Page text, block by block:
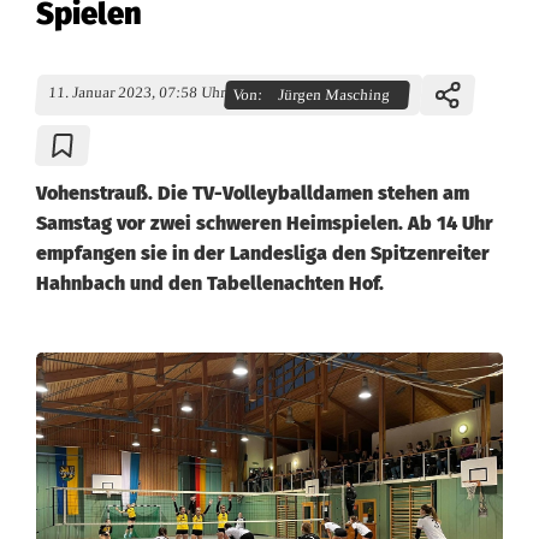
Spielen
11. Januar 2023, 07:58 Uhr Von: Jürgen Masching
Vohenstrauß. Die TV-Volleyballdamen stehen am
Samstag vor zwei schweren Heimspielen. Ab 14 Uhr
empfangen sie in der Landesliga den Spitzenreiter
Hahnbach und den Tabellenachten Hof.
V
o
l
l